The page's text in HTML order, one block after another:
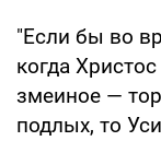
"Если бы во
когда
змеиное —
подлых, то